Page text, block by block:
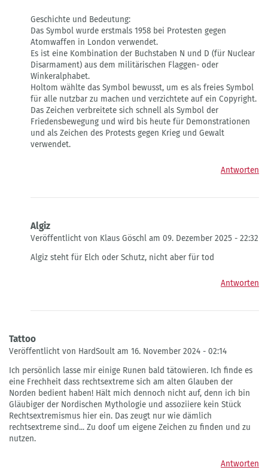
Geschichte und Bedeutung:
Das Symbol wurde erstmals 1958 bei Protesten gegen
Atomwaffen in London verwendet.
Es ist eine Kombination der Buchstaben N und D (für Nuclear
Disarmament) aus dem militärischen Flaggen- oder
Winkeralphabet.
Holtom wählte das Symbol bewusst, um es als freies Symbol
für alle nutzbar zu machen und verzichtete auf ein Copyright.
Das Zeichen verbreitete sich schnell als Symbol der
Friedensbewegung und wird bis heute für Demonstrationen
und als Zeichen des Protests gegen Krieg und Gewalt
verwendet.
Antworten
Algiz
Veröffentlicht von Klaus Göschl am 09. Dezember 2025 - 22:32
auf
Algiz steht für Elch oder Schutz, nicht aber für tod
Antworten
Tattoo
Veröffentlicht von HardSoult am 16. November 2024 - 02:14
Ich persönlich lasse mir einige Runen bald tätowieren. Ich finde es
eine Frechheit dass rechtsextreme sich am alten Glauben der
Norden bedient haben! Hält mich dennoch nicht auf, denn ich bin
Gläubiger der Nordischen Mythologie und assoziiere kein Stück
Rechtsextremismus hier ein. Das zeugt nur wie dämlich
rechtsextreme sind... Zu doof um eigene Zeichen zu finden und zu
nutzen.
Antworten